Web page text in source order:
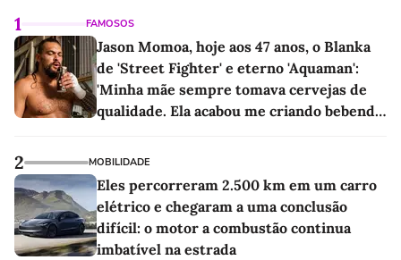
1 FAMOSOS
Jason Momoa, hoje aos 47 anos, o Blanka
de 'Street Fighter' e eterno 'Aquaman':
'Minha mãe sempre tomava cervejas de
qualidade. Ela acabou me criando bebendo
2 MOBILIDADE
Eles percorreram 2.500 km em um carro
elétrico e chegaram a uma conclusão
difícil: o motor a combustão continua
imbatível na estrada